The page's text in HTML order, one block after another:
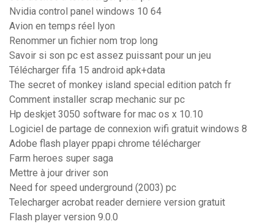
Nvidia control panel windows 10 64
Avion en temps réel lyon
Renommer un fichier nom trop long
Savoir si son pc est assez puissant pour un jeu
Télécharger fifa 15 android apk+data
The secret of monkey island special edition patch fr
Comment installer scrap mechanic sur pc
Hp deskjet 3050 software for mac os x 10.10
Logiciel de partage de connexion wifi gratuit windows 8
Adobe flash player ppapi chrome télécharger
Farm heroes super saga
Mettre à jour driver son
Need for speed underground (2003) pc
Telecharger acrobat reader derniere version gratuit
Flash player version 9.0.0